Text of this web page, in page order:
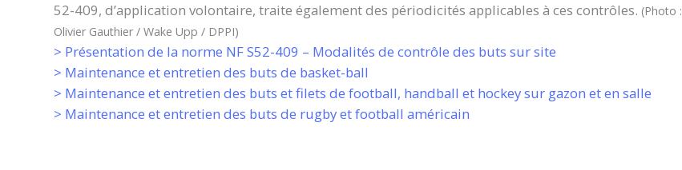
52-409, d’application volontaire, traite également des périodicités applicables à ces contrôles. (Photo :
Olivier Gauthier / Wake Upp / DPPI)
> Présentation de la norme NF S52-409 – Modalités de contrôle des buts sur site
> Maintenance et entretien des buts de basket-ball
> Maintenance et entretien des buts et filets de football, handball et hockey sur gazon et en salle
> Maintenance et entretien des buts de rugby et football américain